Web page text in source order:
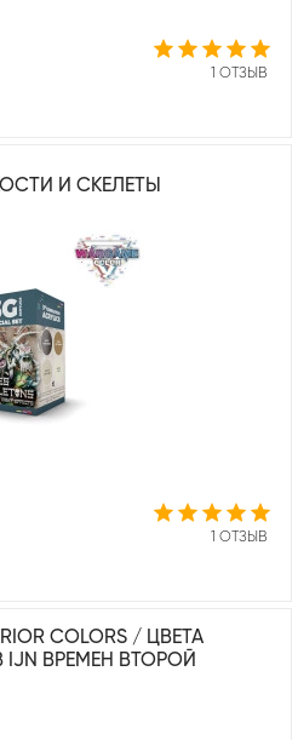
1 ОТЗЫВ
И СКЕЛЕТЫ
1 ОТЗЫВ
COLORS / ЦВЕТА
IJN ВРЕМЕН ВТОРОЙ